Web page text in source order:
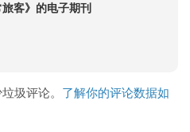
客》的电子期刊
圾评论。 了解你的评论数据如